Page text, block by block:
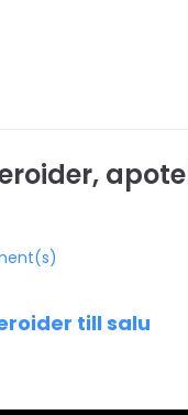
till salu